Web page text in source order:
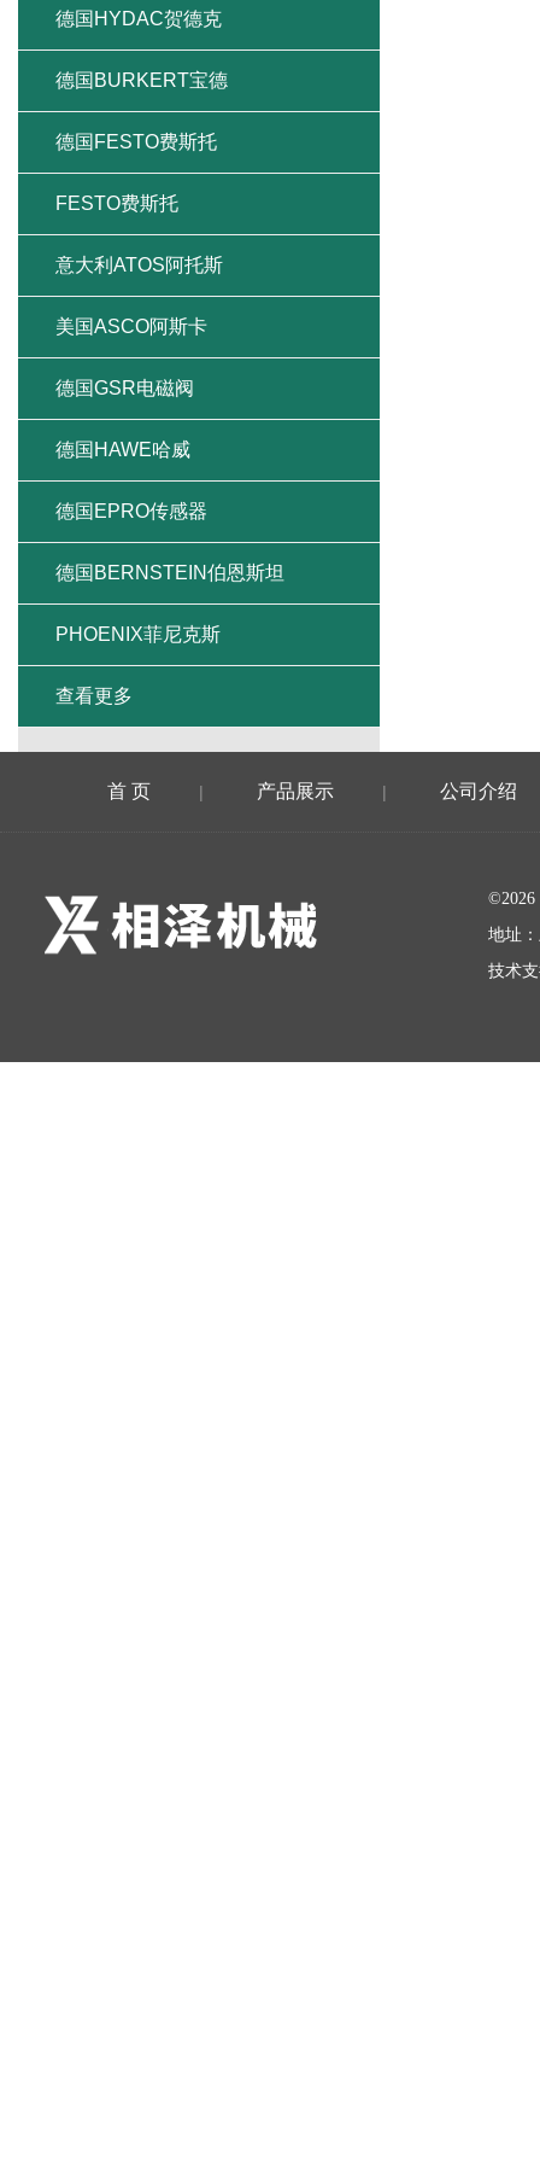
德国HYDAC贺德克
德国BURKERT宝德
德国FESTO费斯托
FESTO费斯托
意大利ATOS阿托斯
美国ASCO阿斯卡
德国GSR电磁阀
德国HAWE哈威
德国EPRO传感器
德国BERNSTEIN伯恩斯坦
PHOENIX菲尼克斯
查看更多
首 页 | 产品展示 | 公司介绍
地址
技术